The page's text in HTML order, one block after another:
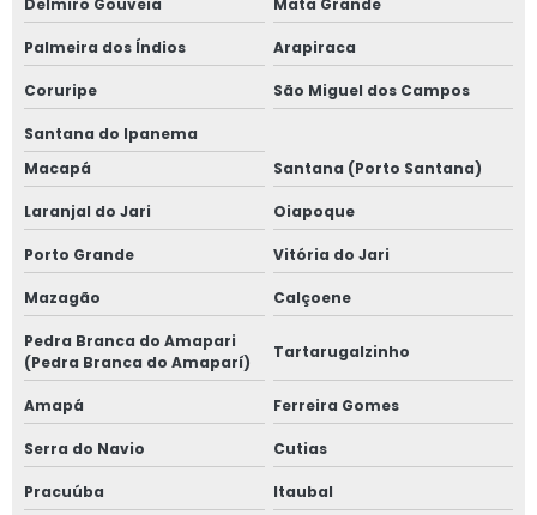
Delmiro Gouveia Mata Grande
Palmeira dos Índios Arapiraca
Coruripe São Miguel dos Campos
Santana do Ipanema
Macapá
Santana (Porto Santana)
Laranjal do Jari Oiapoque
Porto Grande Vitória do Jari
Mazagão Calçoene
Pedra Branca do Amapari
(Pedra Branca do Amaparí)
Tartarugalzinho
Amapá Ferreira Gomes
Serra do Navio Cutias
Pracuúba
Itaubal